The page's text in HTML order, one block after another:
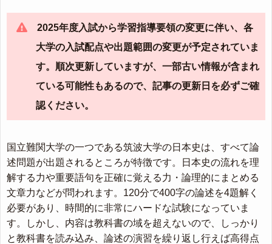
2025年度入試から学習指導要領の変更に伴い、各
大学の入試配点や出題範囲の変更が予定されていま
す。順次更新していますが、一部古い情報が含まれ
ている可能性もあるので、記事の更新日を必ずご確
認ください。
国立難関大学の一つである筑波大学の日本史は、すべて論
述問題が出題されるところが特徴です。日本史の流れを理
解する力や重要語句を正確に覚える力・論理的にまとめる
文章力などが問われます。120分で400字の論述を4題解く
必要があり、時間的に非常にハードな試験になっていま
す。しかし、内容は教科書の域を超えないので、しっかり
と教科書を読み込み、論述の演習を繰り返し行えば高得点